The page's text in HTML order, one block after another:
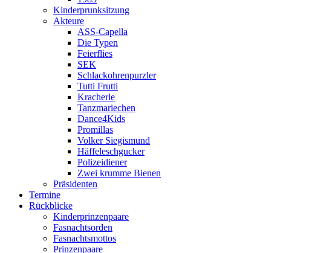
Kinderprunksitzung
Akteure
ASS-Capella
Die Typen
Feierflies
SEK
Schlackohrenpurzler
Tutti Frutti
Kracherle
Tanzmariechen
Dance4Kids
Promillas
Volker Siegismund
Häffeleschgucker
Polizeidiener
Zwei krumme Bienen
Präsidenten
Termine
Rückblicke
Kinderprinzenpaare
Fasnachtsorden
Fasnachtsmottos
Prinzenpaare